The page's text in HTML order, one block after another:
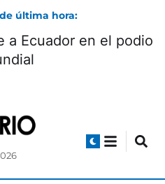
última hora:
a Ecuador en el podio